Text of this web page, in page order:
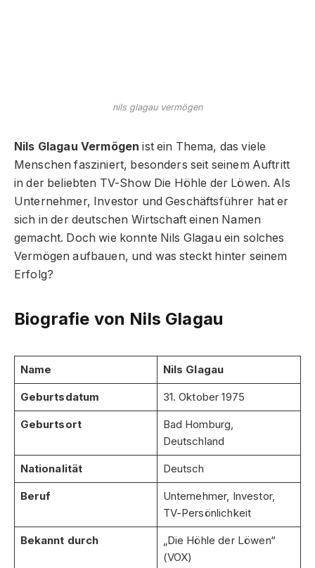
nils glagau vermögen
Nils Glagau Vermögen ist ein Thema, das viele
Menschen fasziniert, besonders seit seinem Auftritt
in der beliebten TV-Show Die Höhle der Löwen. Als
Unternehmer, Investor und Geschäftsführer hat er
sich in der deutschen Wirtschaft einen Namen
gemacht. Doch wie konnte Nils Glagau ein solches
Vermögen aufbauen, und was steckt hinter seinem
Erfolg?
Biografie von Nils Glagau
Name Nils Glagau
Geburtsdatum 31. Oktober 1975
Geburtsort
Bad Homburg,
Deutschland
Nationalität Deutsch
Beruf
Unternehmer, Investor,
TV-Persönlichkeit
Bekannt durch
„Die Höhle der Löwen“
(VOX)